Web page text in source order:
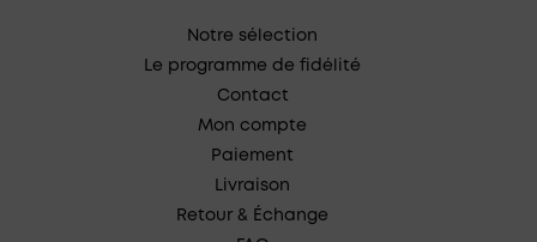
Notre sélection
Le programme de fidélité
Contact
Mon compte
Paiement
Livraison
Retour & Échange